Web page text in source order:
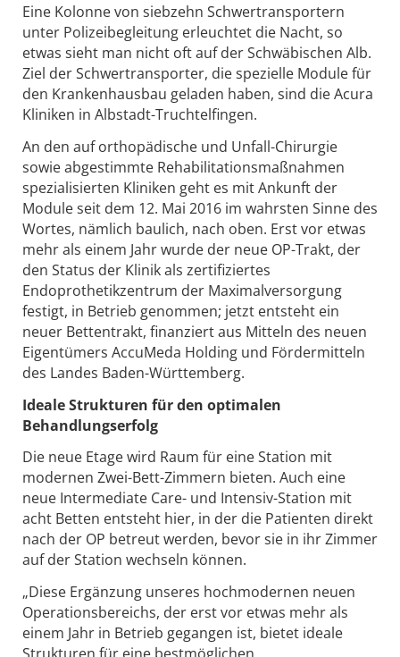
Eine Kolonne von siebzehn Schwertransportern
unter Polizeibegleitung erleuchtet die Nacht, so
etwas sieht man nicht oft auf der Schwäbischen Alb.
Ziel der Schwertransporter, die spezielle Module für
den Krankenhausbau geladen haben, sind die Acura
Kliniken in Albstadt-Truchtelfingen.
An den auf orthopädische und Unfall-Chirurgie
sowie abgestimmte Rehabilitationsmaßnahmen
spezialisierten Kliniken geht es mit Ankunft der
Module seit dem 12. Mai 2016 im wahrsten Sinne des
Wortes, nämlich baulich, nach oben. Erst vor etwas
mehr als einem Jahr wurde der neue OP-Trakt, der
den Status der Klinik als zertifiziertes
Endoprothetikzentrum der Maximalversorgung
festigt, in Betrieb genommen; jetzt entsteht ein
neuer Bettentrakt, finanziert aus Mitteln des neuen
Eigentümers AccuMeda Holding und Fördermitteln
des Landes Baden-Württemberg.
Ideale Strukturen für den optimalen
Behandlungserfolg
Die neue Etage wird Raum für eine Station mit
modernen Zwei-Bett-Zimmern bieten. Auch eine
neue Intermediate Care- und Intensiv-Station mit
acht Betten entsteht hier, in der die Patienten direkt
nach der OP betreut werden, bevor sie in ihr Zimmer
auf der Station wechseln können.
„Diese Ergänzung unseres hochmodernen neuen
Operationsbereichs, der erst vor etwas mehr als
einem Jahr in Betrieb gegangen ist, bietet ideale